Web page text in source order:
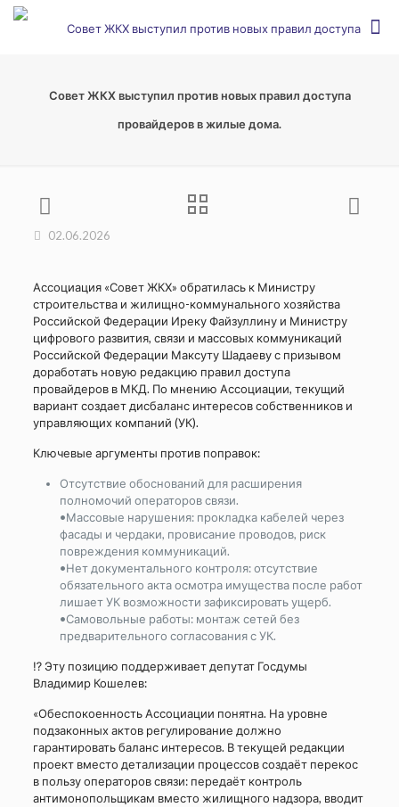
Совет ЖКХ выступил против новых правил доступа
провайдеров в жилые дома.
02.06.2026
Ассоциация «Совет ЖКХ» обратилась к Министру
строительства и жилищно-коммунального хозяйства
Российской Федерации Иреку Файзуллину и Министру
цифрового развития, связи и массовых коммуникаций
Российской Федерации Максуту Шадаеву с призывом
доработать новую редакцию правил доступа
провайдеров в МКД. По мнению Ассоциации, текущий
вариант создает дисбаланс интересов собственников и
управляющих компаний (УК).
Ключевые аргументы против поправок:
Отсутствие обоснований для расширения
полномочий операторов связи.
•Массовые нарушения: прокладка кабелей через
фасады и чердаки, провисание проводов, риск
повреждения коммуникаций.
•Нет документального контроля: отсутствие
обязательного акта осмотра имущества после работ
лишает УК возможности зафиксировать ущерб.
•Самовольные работы: монтаж сетей без
предварительного согласования с УК.
⁉ Эту позицию поддерживает депутат Госдумы
Владимир Кошелев:
«Обеспокоенность Ассоциации понятна. На уровне
подзаконных актов регулирование должно
гарантировать баланс интересов. В текущей редакции
проект вместо детализации процессов создаёт перекос
в пользу операторов связи: передаёт контроль
антимонопольщикам вместо жилищного надзора, вводит